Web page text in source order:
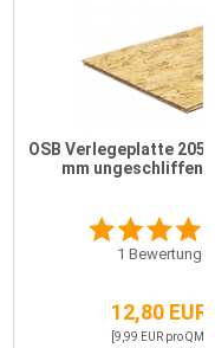
OSB Verlegeplatte
mm ungeschliffen
1 Bewertung
12,80 EUR
[9,99 EUR pro QM]